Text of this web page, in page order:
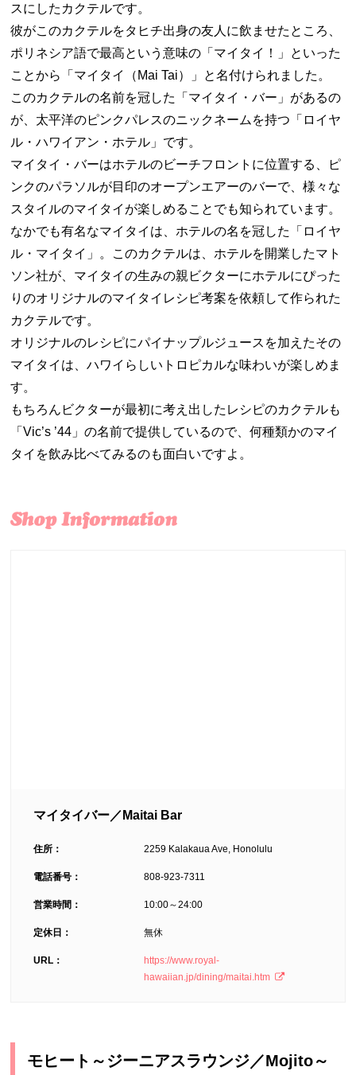
スにしたカクテルです。
彼がこのカクテルをタヒチ出身の友人に飲ませたところ、
ポリネシア語で最高という意味の「マイタイ！」といった
ことから「マイタイ（Mai Tai）」と名付けられました。
このカクテルの名前を冠した「マイタイ・バー」があるの
が、太平洋のピンクパレスのニックネームを持つ「ロイヤ
ル・ハワイアン・ホテル」です。
マイタイ・バーはホテルのビーチフロントに位置する、ピ
ンクのパラソルが目印のオープンエアーのバーで、様々な
スタイルのマイタイが楽しめることでも知られています。
なかでも有名なマイタイは、ホテルの名を冠した「ロイヤ
ル・マイタイ」。このカクテルは、ホテルを開業したマト
ソン社が、マイタイの生みの親ビクターにホテルにぴった
りのオリジナルのマイタイレシピ考案を依頼して作られた
カクテルです。
オリジナルのレシピにパイナップルジュースを加えたその
マイタイは、ハワイらしいトロピカルな味わいが楽しめま
す。
もちろんビクターが最初に考え出したレシピのカクテルも
「Vic’s ’44」の名前で提供しているので、何種類かのマイ
タイを飲み比べてみるのも面白いですよ。
マイタイバー／Maitai Bar
住所： 2259 Kalakaua Ave, Honolulu
電話番号： 808-923-7311
営業時間： 10:00～24:00
定休日： 無休
URL：
https://www.royal-
hawaiian.jp/dining/maitai.htm
モヒート～ジーニアスラウンジ／Mojito～